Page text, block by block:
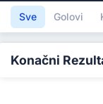
Sve Golovi
Konačni